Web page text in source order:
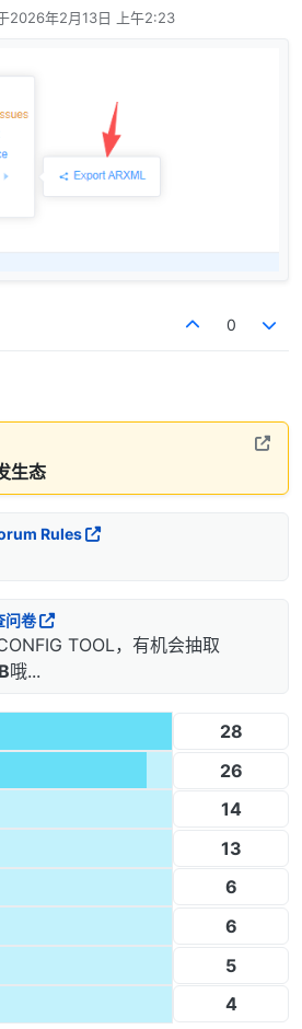
2026年2月13日 上午2:23
由 编辑
0
生态
Rules
问卷
TOOL，有机会抽取
哦...
28
26
14
13
6
6
5
4